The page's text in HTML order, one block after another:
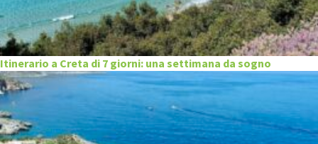
Itinerario a Creta di 7 giorni: una settimana da sogno